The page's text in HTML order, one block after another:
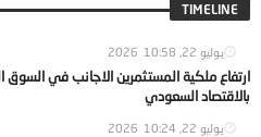
TIMELINE
يوليو 22, 2026 10:58
ارتفاع ملكية المستثمرين الاجانب في
بالاقتصاد السعودي
يوليو 22, 2026 10:24